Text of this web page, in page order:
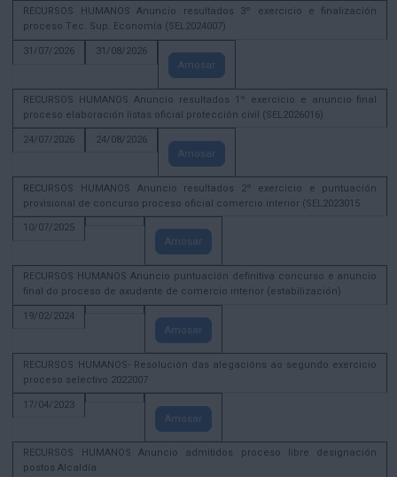
RECURSOS HUMANOS Anuncio resultados 3º exercicio e finalización
proceso Tec. Sup. Economía (SEL2024007)
31/07/2026
31/08/2026
Amosar
RECURSOS HUMANOS Anuncio resultados 1º exercicio e anuncio final
proceso elaboración listas oficial protección civil (SEL2026016)
24/07/2026
24/08/2026
Amosar
RECURSOS HUMANOS Anuncio resultados 2º exercicio e puntuación
provisional de concurso proceso oficial comercio interior (SEL2023015
10/07/2025
Amosar
RECURSOS HUMANOS Anuncio puntuación definitiva concurso e anuncio
final do proceso de axudante de comercio interior (estabilización)
19/02/2024
Amosar
RECURSOS HUMANOS- Resolución das alegacións ao segundo exercicio
proceso selectivo 2022007
17/04/2023
Amosar
RECURSOS HUMANOS Anuncio admitidos proceso libre designación
postos Alcaldía